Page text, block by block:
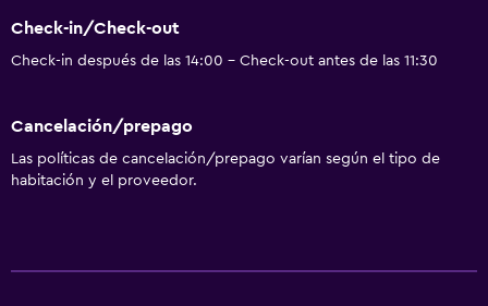
Check-in/Check-out
Check-in después de las 14:00 - Check-out antes de las 11:30
Cancelación/prepago
Las políticas de cancelación/prepago varían según el tipo de
habitación y el proveedor.